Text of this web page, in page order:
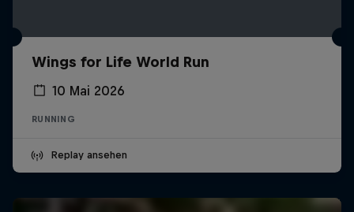
Wings for Life World Run
10 Mai 2026
RUNNING
Replay ansehen